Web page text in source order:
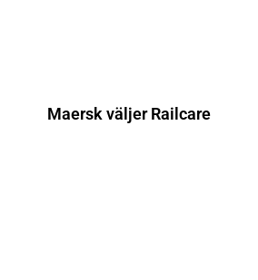
Maersk väljer Railcare